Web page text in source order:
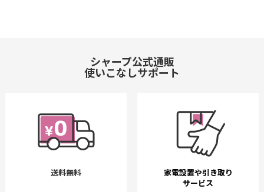
シャープ公式通販
使いこなしサポート
送料無料
家電設置や引き取り
サービス